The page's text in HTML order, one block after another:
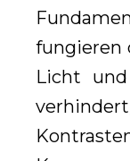
fungieren
Licht